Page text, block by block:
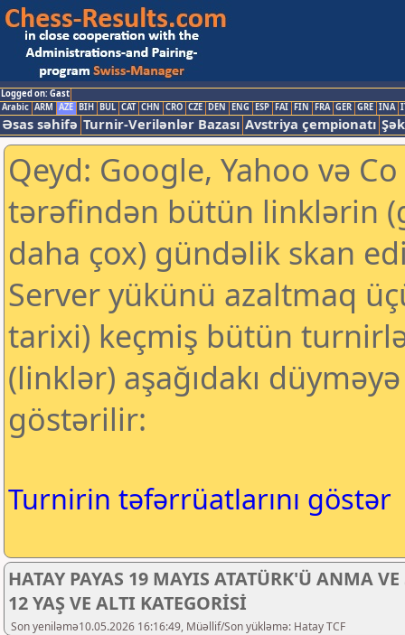
Logged on: Gast
Arabic ARM AZE BIH BUL CAT CHN CRO CZE DEN ENG ESP FAI FIN FRA GER GRE INA
Əsas səhifə Turnir-Verilənlər Bazası Avstriya çempionatı
Qeyd: Google, Yahoo və
tərəfindən bütün linklərin
daha çox) gündəlik skan
Server yükünü azaltmaq
tarixi) keçmiş bütün
(linklər) aşağıdakı
göstərilir:
Turnirin təfərrüatlarını göstər
HATAY PAYAS 19 MAYIS ATATÜRK'Ü ANMA
12 YAŞ VE ALTI KATEGORİSİ
Son yeniləmə10.05.2026 16:16:49, Müəllif/Son yükləmə: Hatay TCF